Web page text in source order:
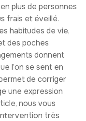
plus de personnes
frais et éveillé.
habitudes de vie,
des poches
donnent
l’on se sent en
de corriger
une expression
nous vous
très